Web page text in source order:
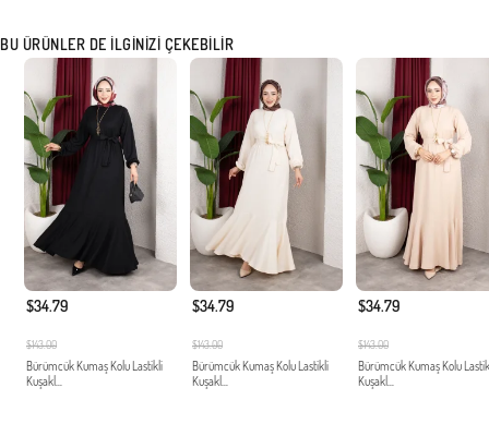
BU ÜRÜNLER DE İLGINIZI ÇEKEBILIR
$34.79
$143.00
Bürümcük Kumaş Kolu Lastikli
Kuşakl...
$34.79
$143.00
Bürümcük Kumaş Kolu Lastikli
Kuşakl...
$34.79
$143.00
Bürümcük Kumaş Kolu
Kuşakl...